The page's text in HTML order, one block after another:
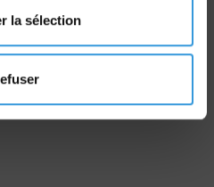
la sélection